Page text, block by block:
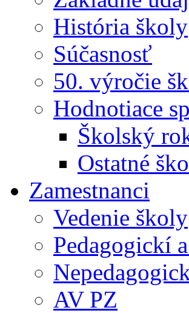
História školy
Súčasnosť
50. výročie
Hodnotiace
Školský
Ostatné
Zamestnanci
Vedenie školy
Pedagogickí
AV PZ